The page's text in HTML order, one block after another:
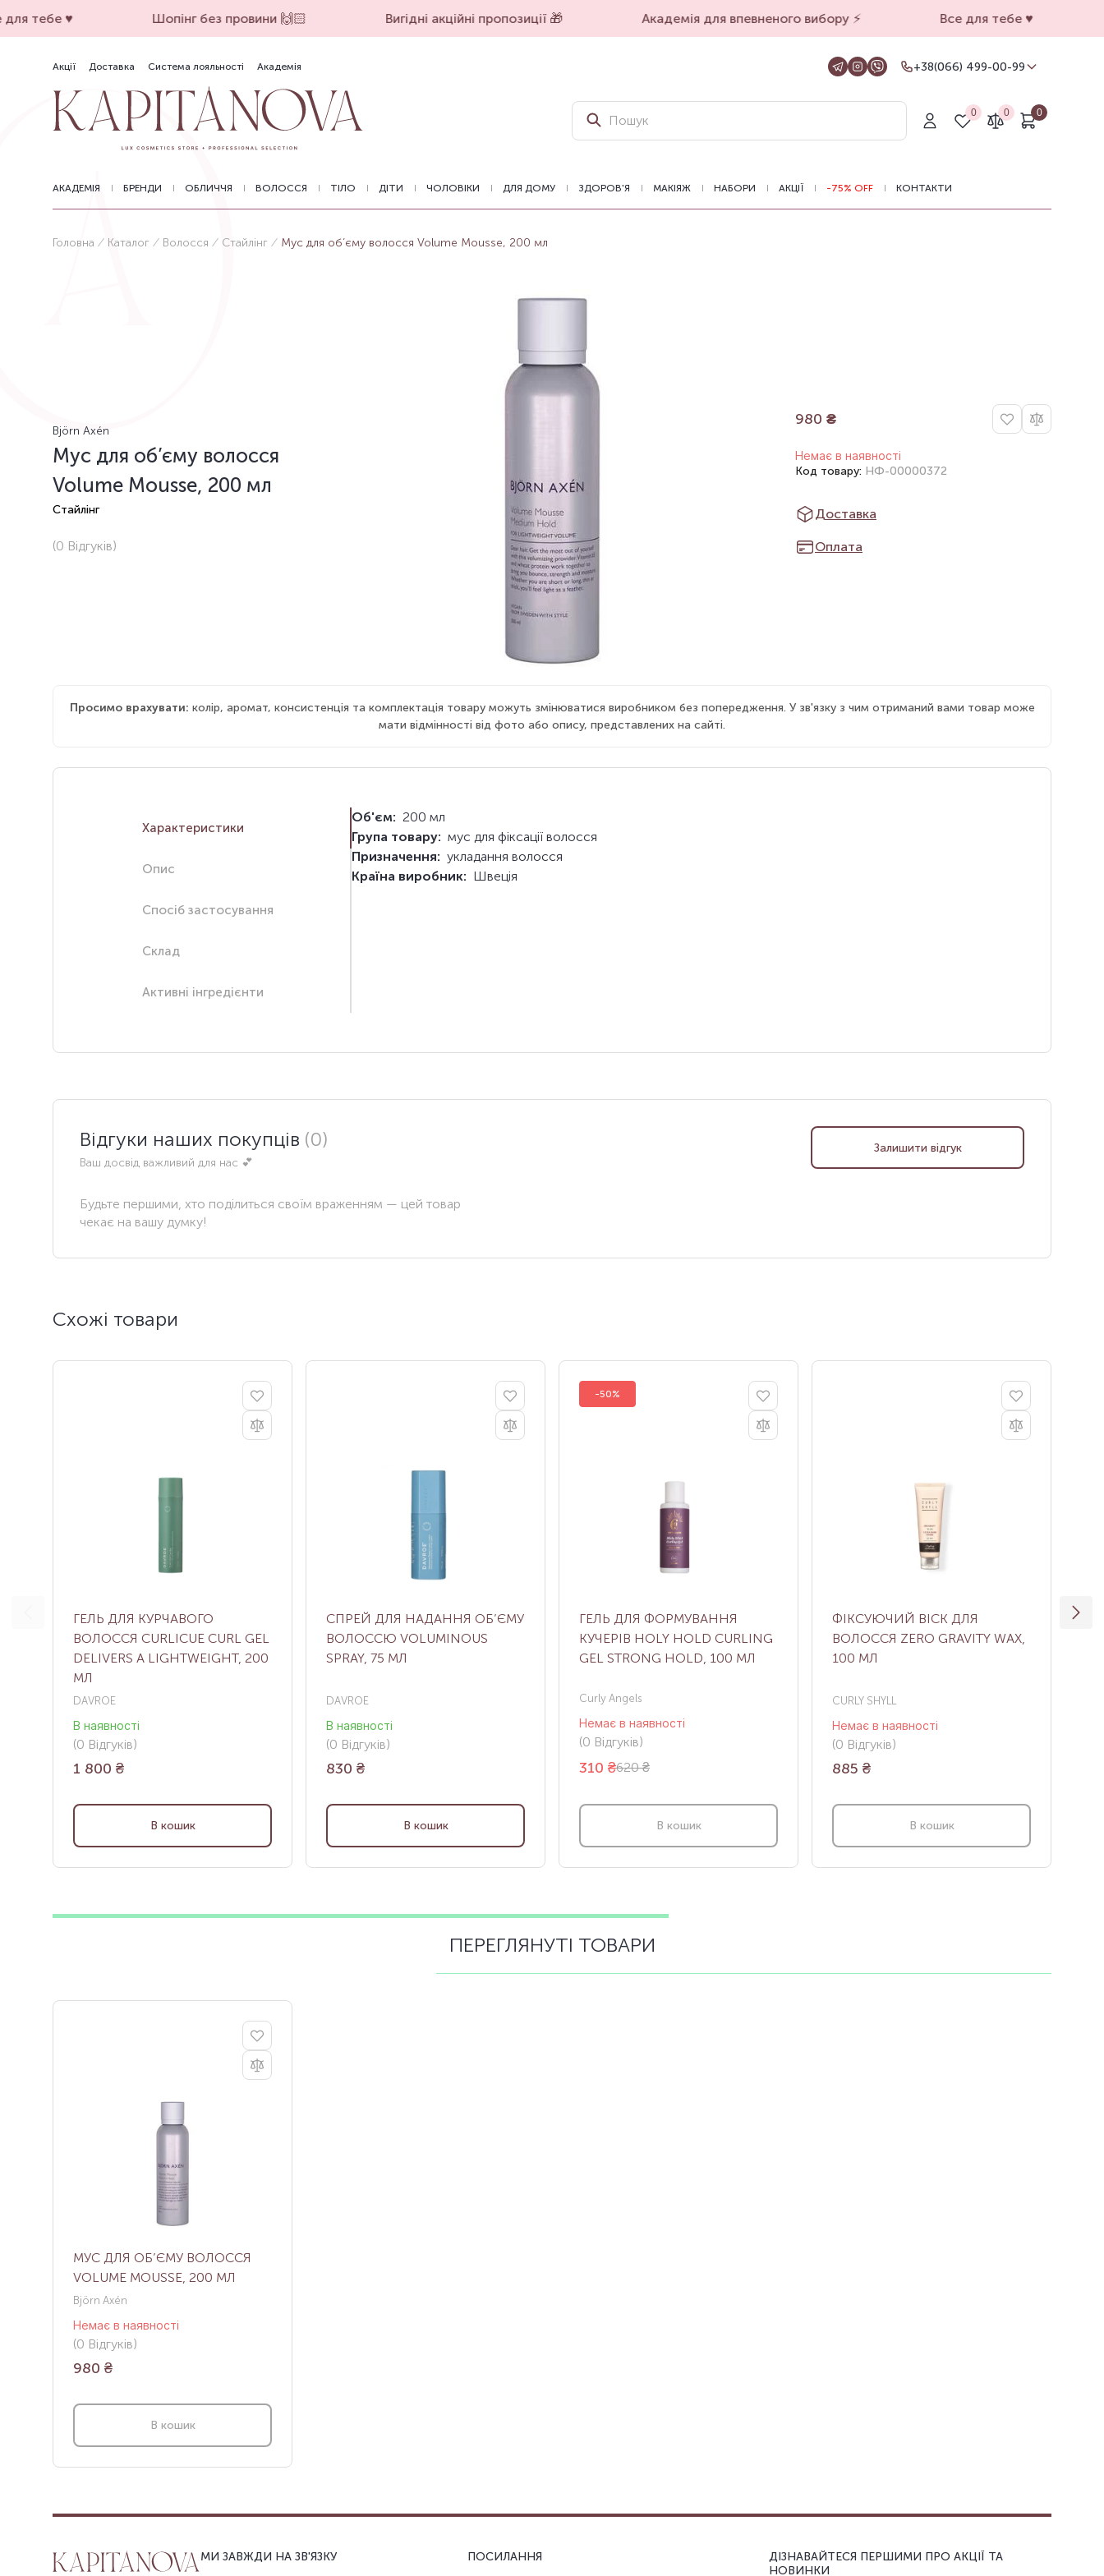
тебе ♥️ Шопінг без провини 🙌🏻 Вигідні акційні пропозиції 🎁 Академія для впевненого вибору ⚡️ Все для тебе ♥️
Акції Доставка Система лояльності Академія
+38(066) 499-00-99
Для замовлень на сайті
+38(099) 069-90-00
Магазин Харків
Оформлення замовлень на сайті
0 0 0
АКАДЕМІЯ БРЕНДИ ОБЛИЧЧЯ ВОЛОССЯ ТІЛО ДІТИ ЧОЛОВІКИ ДЛЯ ДОМУ ЗДОРОВ'Я МАКІЯЖ НАБОРИ АКЦІЇ -75% OFF КОНТАКТИ
Головна Каталог Волосся Стайлінг Мус для об’єму волосся Volume Mousse, 200 мл
Björn Axén
Мус для об’єму волосся
Volume Mousse, 200 мл
Стайлінг
(0 Відгуків)
980 ₴
Немає в наявності
Код товару: НФ-00000372
Доставка
Оплата
Просимо врахувати: колір, аромат, консистенція та комплектація товару можуть змінюватися виробником без попередження. У зв'язку з чим отриманий вами товар може
мати відмінності від фото або опису, представлених на сайті.
Характеристики
Опис
Спосіб застосування
Склад
Активні інгредієнти
Об'єм: 200 мл
Група товару: мус для фіксації волосся
Призначення: укладання волосся
Країна виробник: Швеція
Відгуки наших покупців (0)
Ваш досвід важливий для нас 💕
Залишити відгук
Будьте першими, хто поділиться своїм враженням — цей товар
чекає на вашу думку!
Схожі товари
ГЕЛЬ ДЛЯ КУРЧАВОГО
ВОЛОССЯ CURLICUE CURL GEL
DELIVERS A LIGHTWEIGHT, 200
МЛ
DAVROE
В наявності
(0 Відгуків)
1 800 ₴
В кошик
СПРЕЙ ДЛЯ НАДАННЯ ОБ’ЄМУ
ВОЛОССЮ VOLUMINOUS
SPRAY, 75 МЛ
DAVROE
В наявності
(0 Відгуків)
830 ₴
В кошик
-50%
ГЕЛЬ ДЛЯ ФОРМУВАННЯ
КУЧЕРІВ HOLY HOLD CURLING
GEL STRONG HOLD, 100 МЛ
Curly Angels
Немає в наявності
(0 Відгуків)
620 ₴
310 ₴
В кошик
ФІКСУЮЧИЙ ВІСК ДЛЯ
ВОЛОССЯ ZERO GRAVITY WAX,
100 МЛ
CURLY SHYLL
Немає в наявності
(0 Відгуків)
885 ₴
В кошик
ПЕРЕГЛЯНУТІ ТОВАРИ
МУС ДЛЯ ОБ’ЄМУ ВОЛОССЯ
VOLUME MOUSSE, 200 МЛ
Björn Axén
Немає в наявності
(0 Відгуків)
980 ₴
В кошик
МИ ЗАВЖДИ НА ЗВ'ЯЗКУ ПОСИЛАННЯ
ДІЗНАВАЙТЕСЯ ПЕРШИМИ ПРО АКЦІЇ ТА
НОВИНКИ